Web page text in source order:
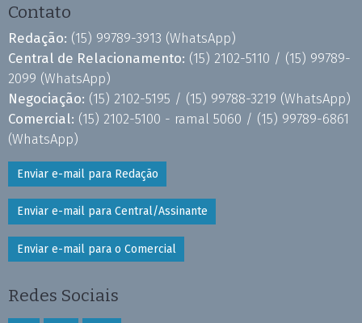
Contato
Redação: (15) 99789-3913 (WhatsApp)
Central de Relacionamento: (15) 2102-5110 / (15) 99789-
2099 (WhatsApp)
Negociação: (15) 2102-5195 / (15) 99788-3219 (WhatsApp)
Comercial: (15) 2102-5100 - ramal 5060 / (15) 99789-6861
(WhatsApp)
Enviar e-mail para Redação
Enviar e-mail para Central/Assinante
Enviar e-mail para o Comercial
Redes Sociais